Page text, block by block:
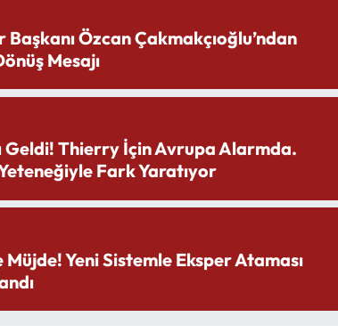
Özcan Çakmakçıoğlu’ndan
Mesajı
Geldi! Thierry İçin Avrupa Alarmda.
Fark Yaratıyor
Yeni Sistemle Eksper Ataması